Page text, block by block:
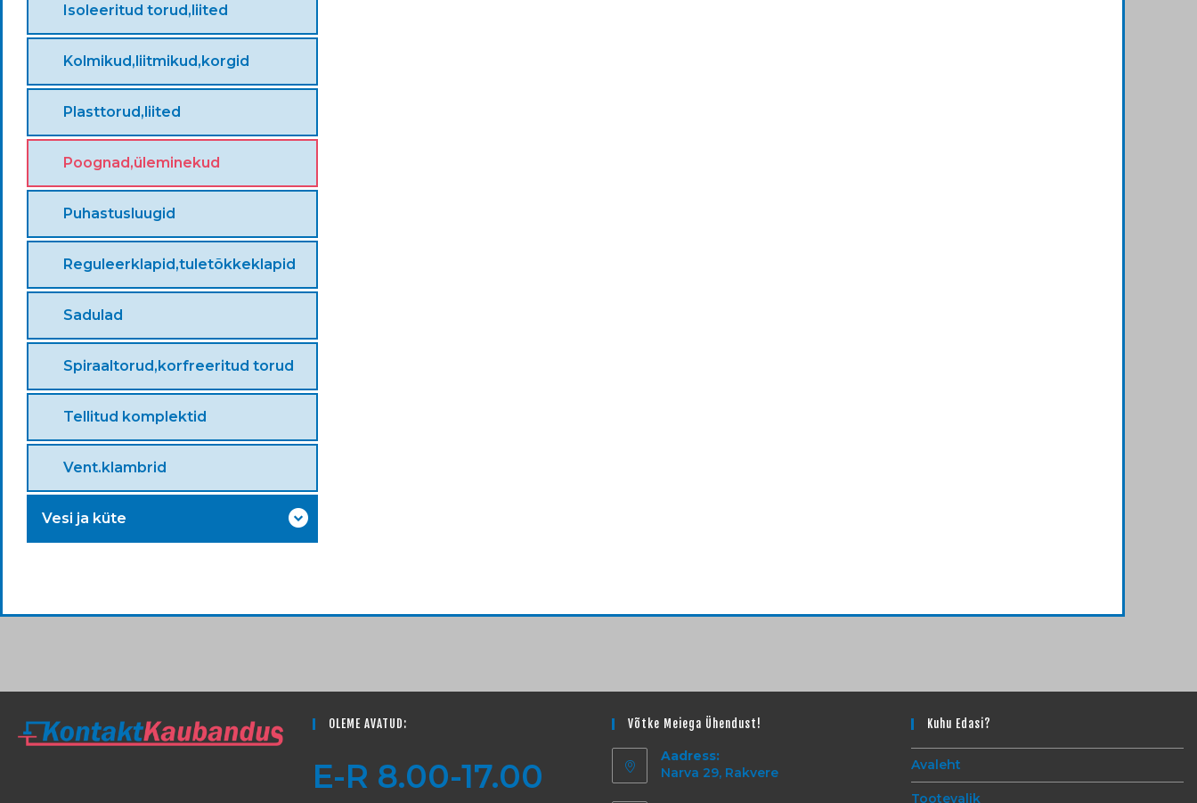
Isoleeritud torud,liited
Kolmikud,liitmikud,korgid
Plasttorud,liited
Poognad,üleminekud
Puhastusluugid
Reguleerklapid,tuletõkkeklapid
Sadulad
Spiraaltorud,korfreeritud torud
Tellitud komplektid
Vent.klambrid
Vesi ja küte
OLEME AVATUD:
E-R 8.00-17.00
Võtke Meiega Ühendust!
Aadress:
Narva 29, Rakvere
Kuhu Edasi?
Avaleht
Tootevalik